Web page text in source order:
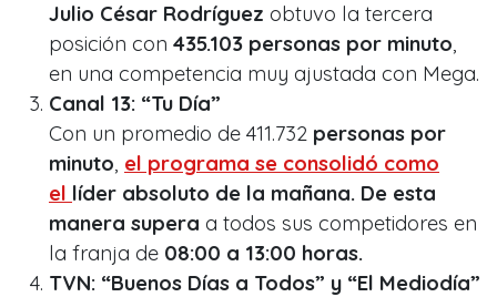
Julio César Rodríguez obtuvo la tercera
posición con 435.103 personas por minuto,
en una competencia muy ajustada con Mega.
Canal 13: “Tu Día”
Con un promedio de 411.732 personas por
minuto, el programa se consolidó como
el líder absoluto de la mañana. De esta
manera supera a todos sus competidores en
la franja de 08:00 a 13:00 horas.
TVN: “Buenos Días a Todos” y “El Mediodía”